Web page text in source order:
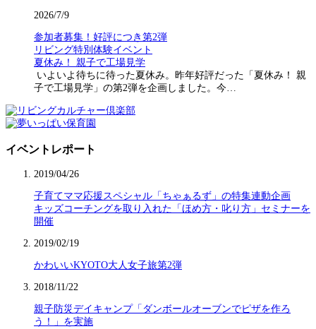
2026/7/9
参加者募集！好評につき第2弾
リビング特別体験イベント
夏休み！ 親子で工場見学
いよいよ待ちに待った夏休み。昨年好評だった「夏休み！ 親
子で工場見学」の第2弾を企画しました。今…
イベントレポート
2019/04/26
子育てママ応援スペシャル「ちゃぁるず」の特集連動企画
キッズコーチングを取り入れた「ほめ方・叱り方」セミナーを
開催
2019/02/19
かわいいKYOTO大人女子旅第2弾
2018/11/22
親子防災デイキャンプ「ダンボールオーブンでピザを作ろ
う！」を実施